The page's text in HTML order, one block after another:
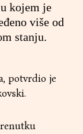
kojem je
više od
stanju.
potvrdio je